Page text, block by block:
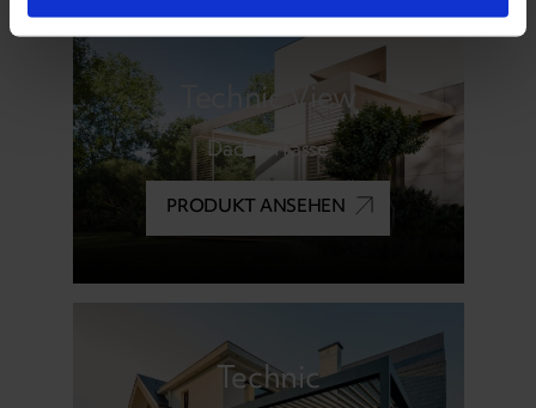
Technic View
Dachterrasse
PRODUKT ANSEHEN
Technic